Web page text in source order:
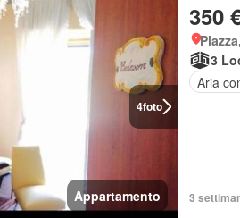
4foto
Appartamento
350
3
Aria
3